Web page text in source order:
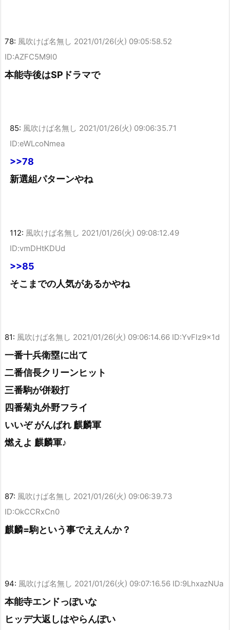
78: 風吹けば名無し 2021/01/26(火) 09:05:58.52
ID:AZFC5M9l0
本能寺後はSPドラマで
85: 風吹けば名無し 2021/01/26(火) 09:06:35.71
ID:eWLcoNmea
>>78
新選組パターンやね
112: 風吹けば名無し 2021/01/26(火) 09:08:12.49
ID:vmDHtKDUd
>>85
そこまでの人気があるかやね
81: 風吹けば名無し 2021/01/26(火) 09:06:14.66 ID:YvFlz9x1d
一番十兵衛塁に出て
二番信長クリーンヒット
三番駒が併殺打
四番菊丸外野フライ
いいぞ がんばれ 麒麟軍
燃えよ 麒麟軍♪
87: 風吹けば名無し 2021/01/26(火) 09:06:39.73
ID:OkCCRxCn0
麒麟=駒という事でええんか？
94: 風吹けば名無し 2021/01/26(火) 09:07:16.56 ID:9LhxazNUa
本能寺エンドっぽいな
ヒッデ大返しはやらんぽい